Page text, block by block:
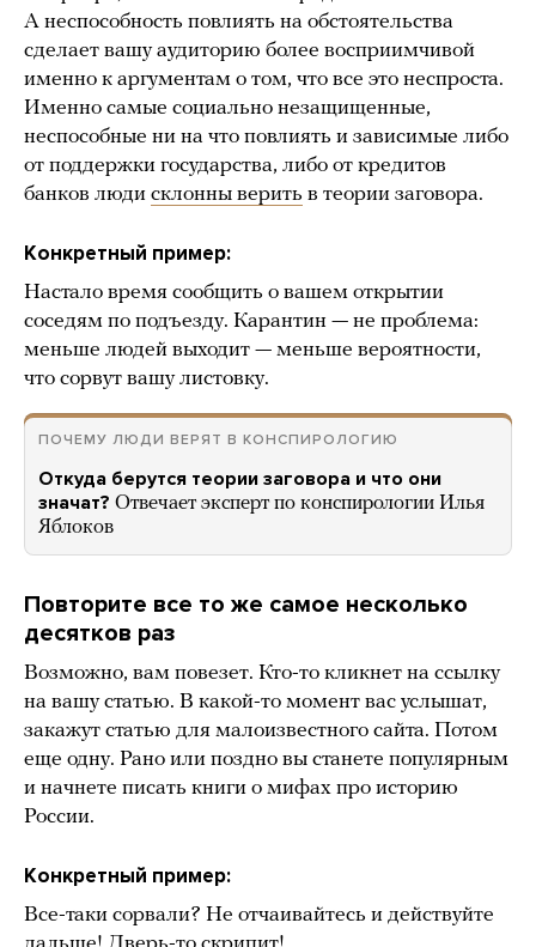
А неспособность повлиять на обстоятельства
сделает вашу аудиторию более восприимчивой
именно к аргументам о том, что все это неспроста.
Именно самые социально незащищенные,
неспособные ни на что повлиять и зависимые либо
от поддержки государства, либо от кредитов
банков люди склонны верить в теории заговора.
Конкретный пример:
Настало время сообщить о вашем открытии
соседям по подъезду. Карантин — не проблема:
меньше людей выходит — меньше вероятности,
что сорвут вашу листовку.
ПОЧЕМУ ЛЮДИ ВЕРЯТ В КОНСПИРОЛОГИЮ
Откуда берутся теории заговора и что они
значат? Отвечает эксперт по конспирологии Илья
Яблоков
Повторите все то же самое несколько
десятков раз
Возможно, вам повезет. Кто-то кликнет на ссылку
на вашу статью. В какой-то момент вас услышат,
закажут статью для малоизвестного сайта. Потом
еще одну. Рано или поздно вы станете популярным
и начнете писать книги о мифах про историю
России.
Конкретный пример:
Все-таки сорвали? Не отчаивайтесь и действуйте